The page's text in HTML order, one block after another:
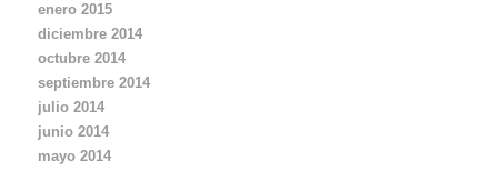
enero 2015
diciembre 2014
octubre 2014
septiembre 2014
julio 2014
junio 2014
mayo 2014